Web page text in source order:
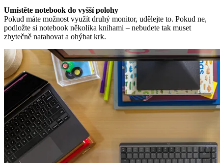
Umístěte notebook do vyšší polohy
Pokud máte možnost využít druhý monitor, udělejte to. Pokud ne,
podložte si notebook několika knihami – nebudete tak muset
zbytečně natahovat a ohýbat krk.